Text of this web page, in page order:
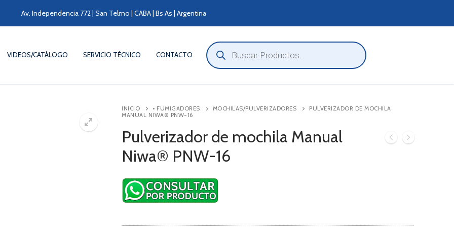
Av. Independencia 772 | San Telmo | CABA | Bs As | Argentina
VIDEOS/CATÁLOGO SERVICIO TÉCNICO CONTACTO
Búsqueda
de
productos
INICIO • FUMIGADORES MOCHILAS/PULVERIZADORES
PULVERIZADOR DE MOCHILA
MANUAL NIWA® PNW-16
Pulverizador de mochila Manual
Niwa® PNW-16